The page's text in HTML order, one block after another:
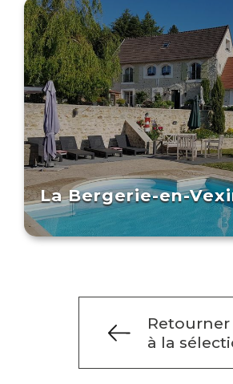
La Bergerie-en-
Retourner
à la